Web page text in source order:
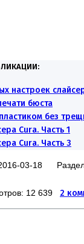
настроек
бюста
без
Cura. Часть 1
Cura. Часть 3
03-18
12 639 2